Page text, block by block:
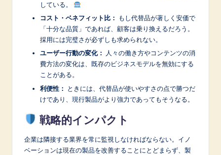
している。
コスト・ベネフィット比：
もし代替品が著しく安価で
「十分な品質」であれば、顧客は乗り換えるだろう。
採用には完璧さが必ずしも求められない。
ユーザー行動の変化：
人々の働き方やコンテンツの消
費方法の変化は、既存のビジネスモデルを無効にする
ことがある。
利便性：
ときには、代替品が使いやすさの点で勝つだ
けであり、現行製品がより強力であってもそうなる。
戦略的インパクト
企業は隣接する業界を常に監視しなければならない。イノ
ベーションは現在の製品を改善することにとどまらず、製